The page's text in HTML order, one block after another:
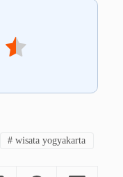
# wisata yogyakarta